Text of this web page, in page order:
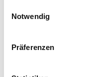
Notwendig
Präferenzen
MINDESTLOHN
Städte